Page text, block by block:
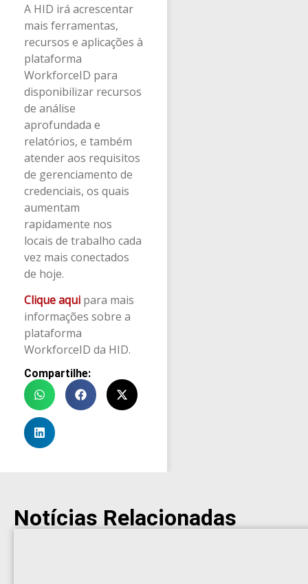
A HID irá acrescentar
mais ferramentas,
recursos e aplicações à
plataforma
WorkforceID para
disponibilizar recursos
de análise
aprofundada e
relatórios, e também
atender aos requisitos
de gerenciamento de
credenciais, os quais
aumentam
rapidamente nos
locais de trabalho cada
vez mais conectados
de hoje.
Clique aqui para mais
informações sobre a
plataforma
WorkforceID da HID.
Compartilhe:
Notícias Relacionadas